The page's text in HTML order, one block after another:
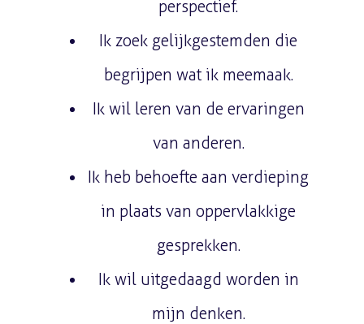
perspectief.
Ik zoek gelijkgestemden die
begrijpen wat ik meemaak.
Ik wil leren van de ervaringen
van anderen.
Ik heb behoefte aan verdieping
in plaats van oppervlakkige
gesprekken.
Ik wil uitgedaagd worden in
mijn denken.